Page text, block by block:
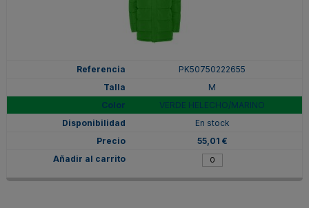
PK50750222655
M
VERDE HELECHO/MARINO
En stock
55,01 €